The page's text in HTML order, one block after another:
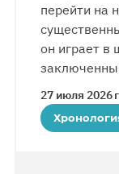
перейти на
он играет в
случился
27 июля 2026